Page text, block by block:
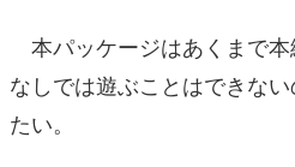
本パッケージはあくまで
なしでは遊ぶことはできな
たい。